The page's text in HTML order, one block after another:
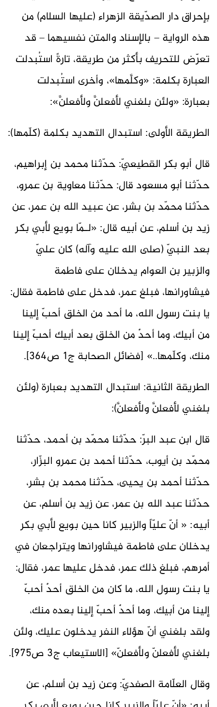
بإحراق دار الصدّيقة الزهراء (عليها السلام) من
هذه الرواية – بالإسناد والمتن نفسيهما – قد
تعرّض للتحريف بأكثر من طريقة، تارةً استُبدلت
العبارة بكلمة: «وكلَّمها»، وأخرى استُبدلت
بعبارة: «ولئن بلغني لأفعلنَّ ولأفعلنَّ»:
الطريقة الأولى: استبدال التهديد بكلمة (كلّمها):
قال أبو بكر القطيعيّ: حدّثنا محمد بن إبراهيم،
حدّثنا أبو مسعود قال: حدّثنا معاوية بن عمرو،
حدّثنا محمّد بن بشر، عن عبيد الله بن عمر، عن
زيد بن أسلم، عن أبيه قال: «لـمّا بويع لأبي بكر
بعد النبيّ (صلى الله عليه وآله) كان عليّ
والزبير بن العوام يدخلان على فاطمة
فيشاورانها، فبلغ عمر، فدخل على فاطمة فقال:
يا بنت رسول الله، ما أحد من الخلق أحبّ إلينا
من أبيك، وما أحدٌ من الخلق بعد أبيك أحبّ إلينا
منك، وكلّمها..» [فضائل الصحابة ج1 ص364].
الطريقة الثانية: استبدال التهديد بعبارة (ولئن
بلغني لأفعلنَّ ولأفعلنَّ):
قال ابن عبد البرّ: حدّثنا محمّد بن أحمد، حدّثنا
محمّد بن أيوب، حدّثنا أحمد بن عمرو البزّار،
حدّثنا أحمد بن يحيى، حدّثنا محمد بن بشر،
حدّثنا عبد الله بن عمر، عن زيد بن أسلم، عن
أبيه: « أنّ عليّاً والزبير كانا حين بويع لأبي بكر
يدخلان على فاطمة فيشاورانها ويتراجعان في
أمرهم، فبلغ ذلك عمر، فدخل عليها عمر، فقال:
يا بنت رسول الله، ما كان من الخلق أحدٌ أحبّ
إلينا من أبيك، وما أحدٌ أحبّ إلينا بعده منك،
ولقد بلغني أنّ هؤلاء النفر يدخلون عليك، ولئن
بلغني لأفعلنّ ولأفعلنّ» [الاستيعاب ج3 ص975].
وقال العلّامة الصفديّ: وعن زيد بن أسلم، عن